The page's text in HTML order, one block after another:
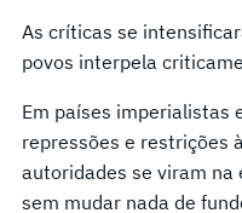
As críticas se
povos interpela
Em países imperialistas
repressões e restrições
autoridades se viram na
sem mudar nada de